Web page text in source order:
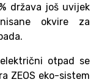
država još uvijek
okvire za
otpad se
ZEOS eko-sistem